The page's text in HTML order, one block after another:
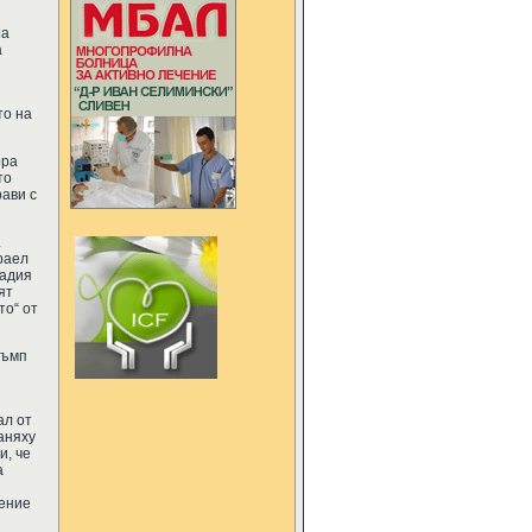
на
с
от
от
че